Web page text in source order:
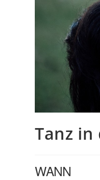
Tanz
WANN